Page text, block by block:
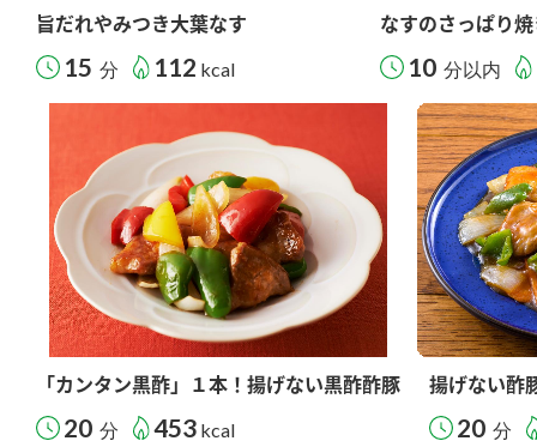
旨だれやみつき大葉なす
15 分 112 kcal
なすのさっぱり
10 分以内
「カンタン黒酢」１本！揚げない黒酢酢豚
20 分 453 kcal
揚げない酢
20 分